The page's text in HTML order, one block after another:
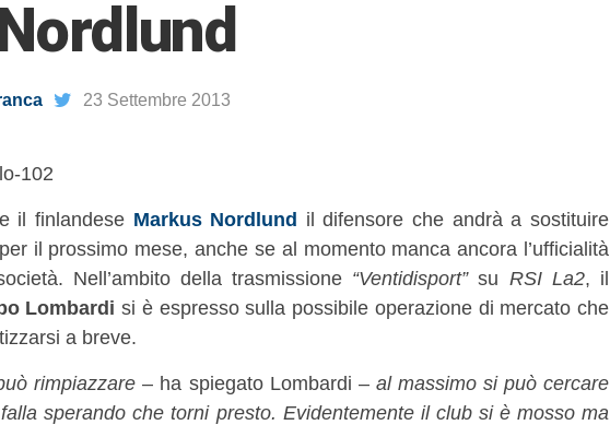
23 Settembre 2013
il finlandese Markus Nordlund il difensore che andrà a sostituire
per il prossimo mese, anche se al momento manca ancora l’ufficialità
Nell’ambito della trasmissione “Ventidisport”su RSI La2, il
Lombardi si è espresso sulla possibile operazione di mercato che
a breve.
rimpiazzare – ha spiegato Lombardi –al massimo si può cercare
sperando che torni presto. Evidentemente il club si è mosso ma